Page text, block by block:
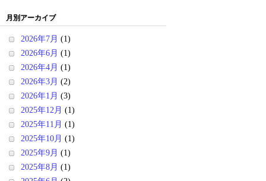
月別アーカイブ
2026年7月 (1)
2026年6月 (1)
2026年4月 (1)
2026年3月 (2)
2026年1月 (3)
2025年12月 (1)
2025年11月 (1)
2025年10月 (1)
2025年9月 (1)
2025年8月 (1)